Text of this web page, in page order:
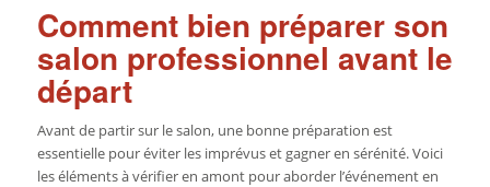
Comment bien préparer son
salon professionnel avant le
départ
Avant de partir sur le salon, une bonne préparation est
essentielle pour éviter les imprévus et gagner en sérénité. Voici
les éléments à vérifier en amont pour aborder l’événement en